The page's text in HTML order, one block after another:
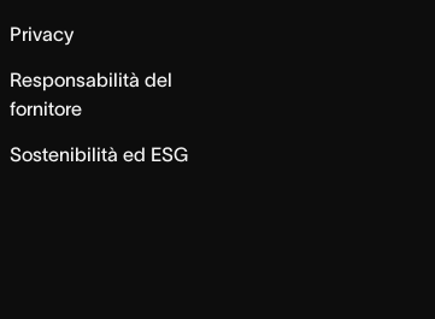
Privacy
Responsabilità del
fornitore
Sostenibilità ed ESG